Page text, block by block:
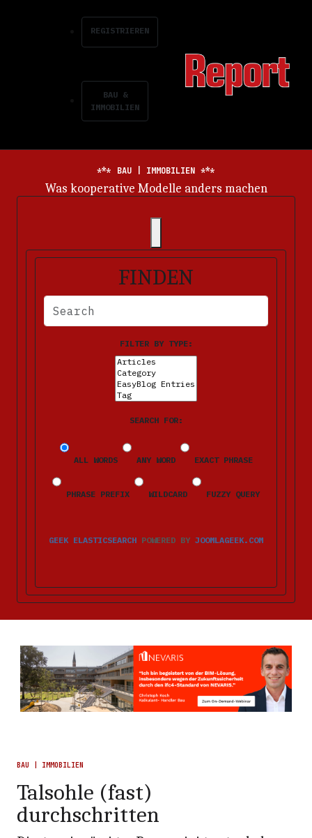
REGISTRIEREN
BAU &
IMMOBILIEN
BAU | IMMOBILIEN
Energiemarkt im Dauerkrisenmodus
FINDEN
BITTE FÜLLEN SIE DIE ERFORDERLICHEN FELDER AUS.
FILTER BY TYPE:
SEARCH FOR:
ALL WORDS ANY WORD EXACT PHRASE
PHRASE PREFIX WILDCARD FUZZY QUERY
GEEK ELASTICSEARCH POWERED BY JOOMLAGEEK.COM
BAU | IMMOBILIEN
Talsohle (fast)
durchschritten